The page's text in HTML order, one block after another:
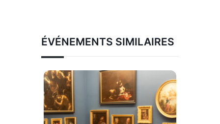
ÉVÉNEMENTS SIMILAIRES